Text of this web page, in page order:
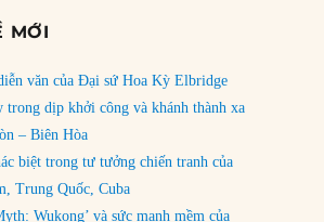
MỚI
văn của Đại sứ Hoa Kỳ Elbridge
trong dịp khởi công và khánh thành xa
– Biên Hòa
biệt trong tư tưởng chiến tranh của
Trung Quốc, Cuba
Wukong’ và sức mạnh mềm của